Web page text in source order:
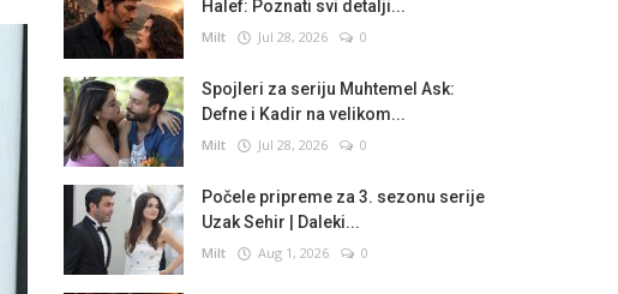
Halef: Poznati svi detalji...
Milt Jul 28, 2026 0
Spojleri za seriju Muhtemel Ask:
Defne i Kadir na velikom...
Milt Jul 28, 2026 0
Počele pripreme za 3. sezonu serije
Uzak Sehir | Daleki...
Milt Aug 1, 2026 0